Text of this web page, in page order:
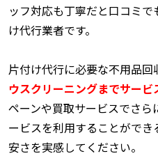
ッフ対応も丁寧だと口コミ
け代行業者です。
片付け代行に必要な不用品回
ウスクリーニングまでサービ
ペーンや買取サービスでさ
ービスを利用することがで
安さを実感してください。